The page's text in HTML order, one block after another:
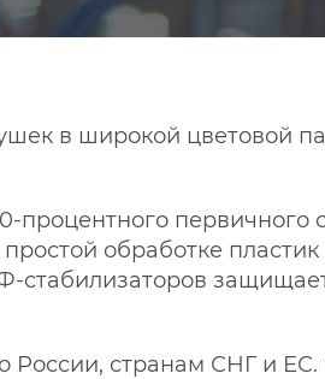
в широкой цветовой
процентного
обработке
России, странам СНГ и